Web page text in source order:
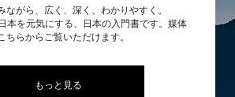
ながら、広く、深く、わかりやすく。
本を元気にする、日本の入門書です。媒体
ちらからご覧いただけます。
もっと見る